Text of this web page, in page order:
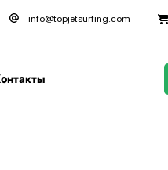
info@topjetsurfing.com